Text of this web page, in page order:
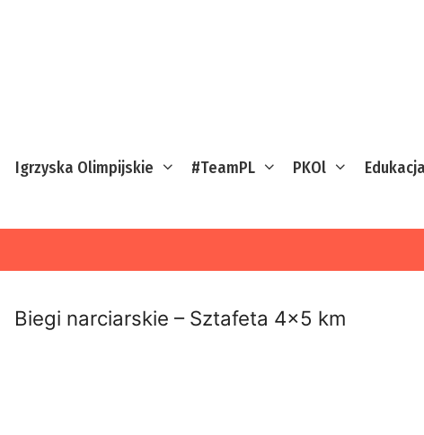
Igrzyska Olimpijskie #TeamPL PKOl
Biegi narciarskie – Sztafeta 4×5 km